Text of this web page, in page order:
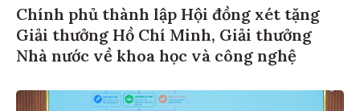
Chính phủ thành lập Hội đồng xét tặng
Giải thưởng Hồ Chí Minh, Giải thưởng
Nhà nước về khoa học và công nghệ